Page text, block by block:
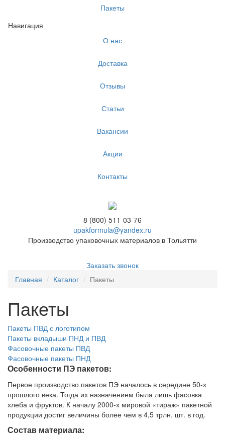
Пакеты
Навигация
О нас
Доставка
Отзывы
Статьи
Вакансии
Акции
Контакты
8 (800) 511-03-76
upakformula@yandex.ru
Производство упаковочных материалов в Тольятти
Заказать звонок
Главная
Каталог Пакеты
Пакеты
Пакеты ПВД с логотипом
Пакеты вкладыши ПНД и ПВД
Фасовочные пакеты ПВД
Фасовочные пакеты ПНД
Особенности ПЭ пакетов:
Первое производство пакетов ПЭ началось в середине 50-х
прошлого века. Тогда их назначением была лишь фасовка
хлеба и фруктов. К началу 2000-х мировой «тираж» пакетной
продукции достиг величины более чем в 4,5 трлн. шт. в год.
Состав материала: